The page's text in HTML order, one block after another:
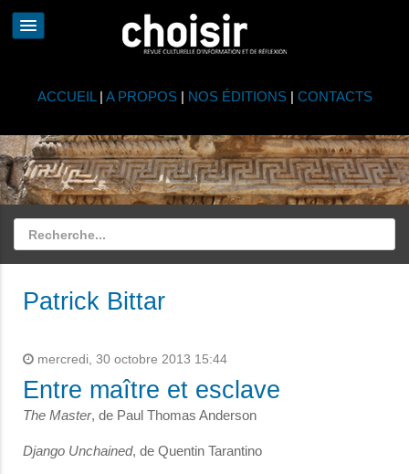
ACCUEIL | A PROPOS| NOS ÉDITIONS| CONTACTS
Patrick Bittar
mercredi, 30 octobre 2013 15:44
Entre maître et esclave
The Master, de Paul Thomas Anderson
Django Unchained, de Quentin Tarantino